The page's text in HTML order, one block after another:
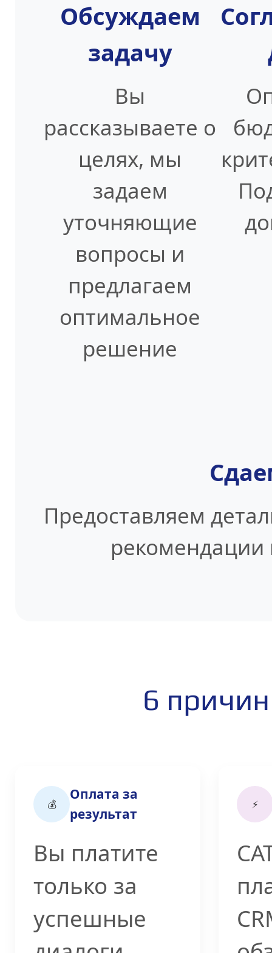
Обсуждаем
задачу
Вы
рассказываете о
целях, мы
задаем
уточняющие
вопросы и
предлагаем
оптимальное
решение
Предоставляем
6
💰
Оплата за
результат
Вы платите
только за
успешные
⚡